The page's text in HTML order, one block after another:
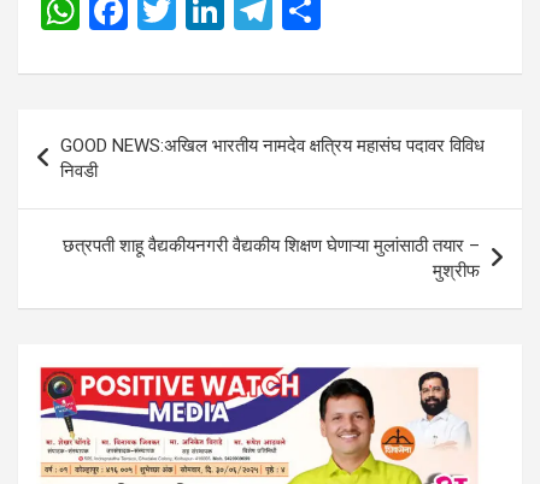
W
at
s
A
p
p
F
ce
b
o
o
k
T
tt
er
Li
ke
dI
n
T
e
gr
a
m
ar
e
navigation
GOOD NEWS:अखिल भारतीय नामदेव क्षत्रिय महासंघ पदावर विविध
निवडी
छत्रपती शाहू वैद्यकीयनगरी वैद्यकीय शिक्षण घेणाऱ्या मुलांसाठी तयार –
मुश्रीफ